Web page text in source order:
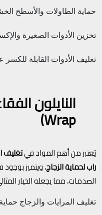
حماية الطاولات والأسطح
تخزين الأدوات الصغيرة
تغليف الأدوات القابلة
Wrap)
يُعتبر من أهم المواد فيتغليف
راب لحماية الزجاج، ويتميز
الصدمات، مما يجعله الخيار
تغليف المرايات والزجاج